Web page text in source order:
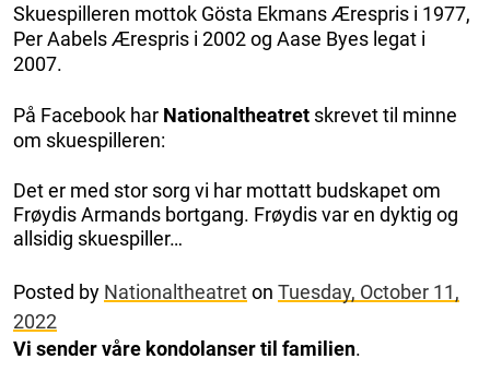
Skuespilleren mottok Gösta Ekmans Ærespris i 1977,
Per Aabels Ærespris i 2002 og Aase Byes legat i
2007.
På Facebook har Nationaltheatret skrevet til minne
om skuespilleren:
Det er med stor sorg vi har mottatt budskapet om
Frøydis Armands bortgang. Frøydis var en dyktig og
allsidig skuespiller…
Posted by Nationaltheatreton Tuesday, October 11,
2022
Vi sender våre kondolanser til familien.